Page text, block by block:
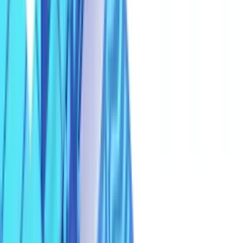
contêm nenhum desses. Nasceram
coerentes, sem histórico de
manual, já estimadas em apenas
pela
, caem ainda mais